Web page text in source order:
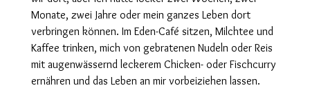
Monate, zwei Jahre oder mein ganzes Leben dort
verbringen können. Im Eden-Café sitzen, Milchtee und
Kaffee trinken, mich von gebratenen Nudeln oder Reis
mit augenwässernd leckerem Chicken- oder Fischcurry
ernähren und das Leben an mir vorbeiziehen lassen.